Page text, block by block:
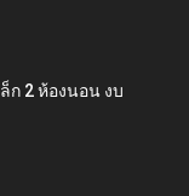
ก 2 ห้องนอน งบ